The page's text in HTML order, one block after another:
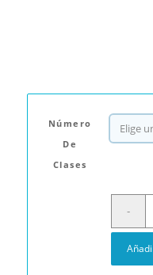
Número
De
Clases